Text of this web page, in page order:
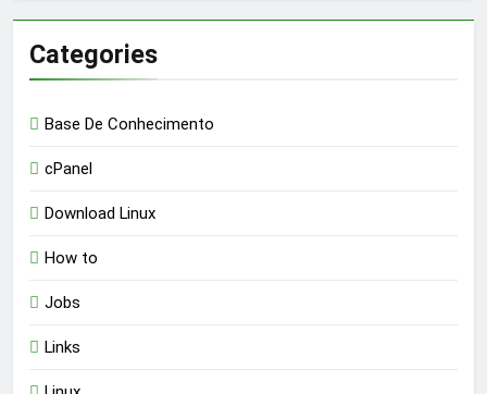
Categories
Base De Conhecimento
cPanel
Download Linux
How to
Jobs
Links